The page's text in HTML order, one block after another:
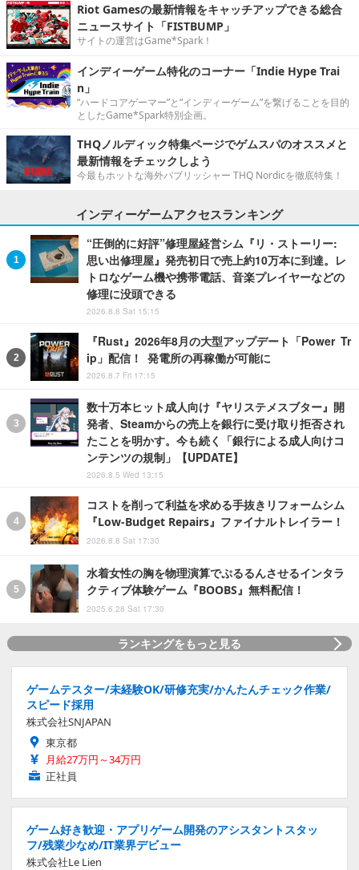
Riot Gamesの最新情報をキャッチアップできる総合
ニュースサイト「FISTBUMP」
サイトの運営はGame*Spark！
インディーゲーム特化のコーナー「Indie Hype Trai
n」
“ハードコアゲーマー”と“インディーゲーム”を繋げることを目的
としたGame*Spark特別企画。
THQノルディック特集ページでゲムスパのオススメと
最新情報をチェックしよう
今最もホットな海外パブリッシャー THQ Nordicを徹底特集！
インディーゲームアクセスランキング
“圧倒的に好評”修理屋経営シム『リ・ストーリー:
思い出修理屋』発売初日で売上約10万本に到達。レ
トロなゲーム機や携帯電話、音楽プレイヤーなどの
修理に没頭できる
2026.8.8 Sat 15:15
『Rust』2026年8月の大型アップデート「Power Tr
ip」配信！ 発電所の再稼働が可能に
2026.8.7 Fri 17:15
数十万本ヒット成人向け『ヤリステメスブター』開
発者、Steamからの売上を銀行に受け取り拒否され
たことを明かす。今も続く「銀行による成人向けコ
ンテンツの規制」【UPDATE】
2026.8.5 Wed 13:15
コストを削って利益を求める手抜きリフォームシム
『Low-Budget Repairs』ファイナルトレイラー！
2026.8.8 Sat 17:30
水着女性の胸を物理演算でぷるるんさせるインタラ
クティブ体験ゲーム『BOOBS』無料配信！
2025.6.28 Sat 17:30
ランキングをもっと見る
ゲームテスター/未経験OK/研修充実/かんたんチェック作業/
スピード採用
株式会社SNJAPAN
東京都
月給27万円～34万円
正社員
ゲーム好き歓迎・アプリゲーム開発のアシスタントスタッ
フ/残業少なめ/IT業界デビュー
株式会社Le Lien